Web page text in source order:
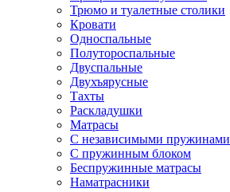
Трюмо и туалетные столики
Кровати
Односпальные
Полутороспальные
Двуспальные
Двухъярусные
Тахты
Раскладушки
Матрасы
С независимыми пружинами
С пружинным блоком
Беспружинные матрасы
Наматрасники